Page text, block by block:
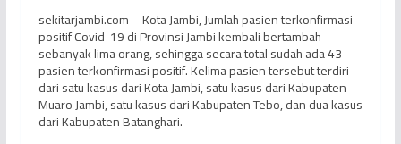
sekitarjambi.com – Kota Jambi, Jumlah pasien terkonfirmasi
positif Covid-19 di Provinsi Jambi kembali bertambah
sebanyak lima orang, sehingga secara total sudah ada 43
pasien terkonfirmasi positif. Kelima pasien tersebut terdiri
dari satu kasus dari Kota Jambi, satu kasus dari Kabupaten
Muaro Jambi, satu kasus dari Kabupaten Tebo, dan dua kasus
dari Kabupaten Batanghari.